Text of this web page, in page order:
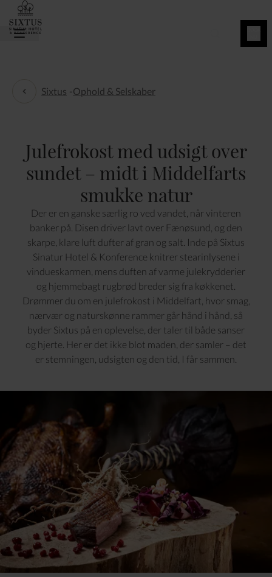
Ophold & Selskaber
Sixtus -Ophold & Selskaber
Julefrokost med udsigt over
sundet – midt i Middelfarts
smukke natur
Der er en ganske særlig ro ved vandet, når vinteren
banker på. Disen driver lavt over Fænøsund, og den
skarpe, klare luft dufter af gran og salt. Inde på Sixtus
Sinatur Hotel & Konference knitrer stearinlysene i
vindueskarmen, mens duften af varme julekrydderier
og hjemmebagt rugbrød breder sig fra køkkenet.
Drømmer du om en julefrokost i Middelfart, hvor smag,
nærvær og naturskønne rammer går hånd i hånd, så
byder Sixtus på en oplevelse, der taler til både sanser
og hjerte. Her er det ikke blot maden, der samler – det
er stemningen, udsigten og den tid, I får sammen.